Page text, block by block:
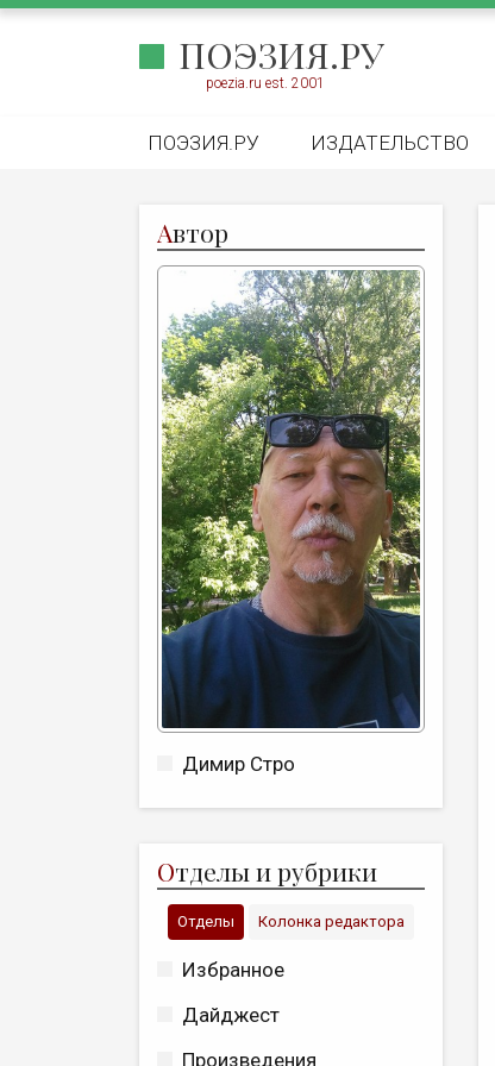
ПОЭЗИЯ.РУ
poezia.ru est. 2001
ПОЭЗИЯ.РУ ИЗДАТЕЛЬСТВО
Автор
Димир Стро
Отделы и рубрики
Отделы Колонка редактора
Избранное
Дайджест
Произведения